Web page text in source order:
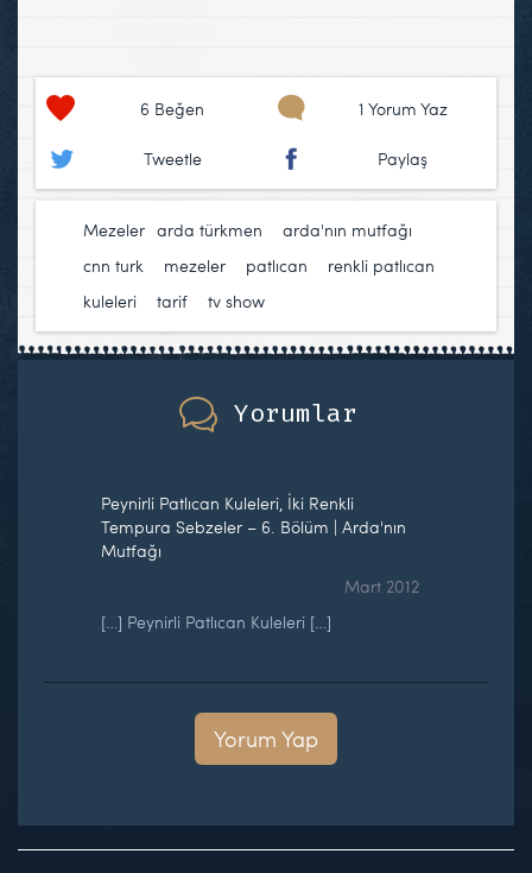
6 Beğen 1 Yorum Yaz
Tweetle Paylaş
Mezeler arda türkmen arda'nın mutfağı
cnn turk
mezeler patlıcan
renkli patlıcan
kuleleri
tarif tv show
Yorumlar
Peynirli Patlıcan Kuleleri, İki Renkli
Tempura Sebzeler – 6. Bölüm | Arda'nın
Mutfağı
Mart 2012
[…] Peynirli Patlıcan Kuleleri […]
Yorum Yap